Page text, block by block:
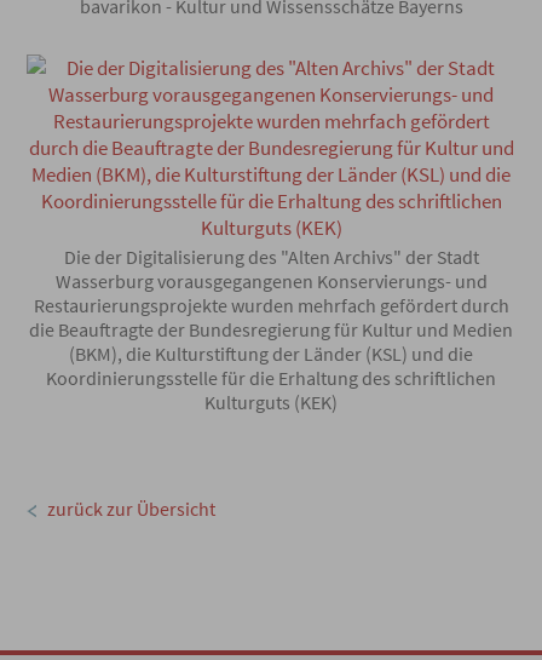
bavarikon - Kultur und Wissensschätze Bayerns
Die der Digitalisierung des "Alten Archivs" der Stadt
Wasserburg vorausgegangenen Konservierungs- und
Restaurierungsprojekte wurden mehrfach gefördert durch
die Beauftragte der Bundesregierung für Kultur und Medien
(BKM), die Kulturstiftung der Länder (KSL) und die
Koordinierungsstelle für die Erhaltung des schriftlichen
Kulturguts (KEK)
zurück zur Übersicht